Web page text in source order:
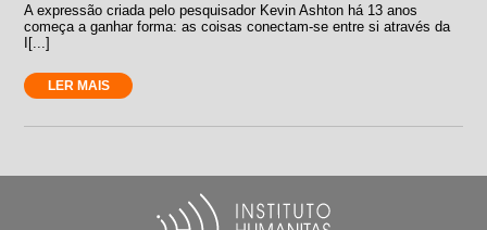
A expressão criada pelo pesquisador Kevin Ashton há 13 anos
começa a ganhar forma: as coisas conectam-se entre si através da
I[...]
LER MAIS